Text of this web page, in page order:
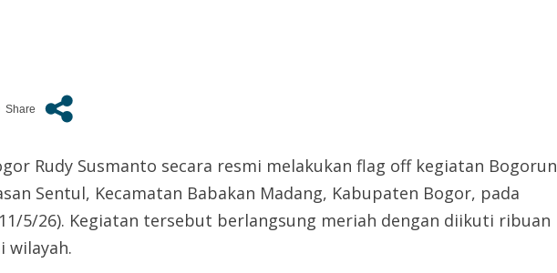
Rudy Susmanto secara resmi melakukan flag off kegiatan Bogorun
Sentul, Kecamatan Babakan Madang, Kabupaten Bogor, pada
5/26). Kegiatan tersebut berlangsung meriah dengan diikuti ribuan
wilayah.